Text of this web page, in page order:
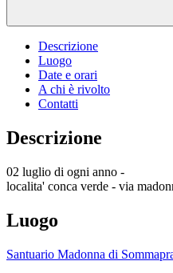
Descrizione
Luogo
Date e orari
A chi è rivolto
Contatti
Descrizione
02 luglio di ogni anno -
localita' conca verde - via
Luogo
Santuario Madonna di